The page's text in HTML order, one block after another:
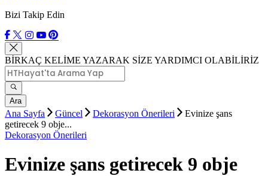
Bizi Takip Edin
BİRKAÇ KELİME YAZARAK SİZE YARDIMCI OLABİLİRİZ
Ara
Ana Sayfa Güncel Dekorasyon Önerileri
Evinize şans
getirecek 9 obje...
Dekorasyon Önerileri
Evinize şans getirecek 9 obje